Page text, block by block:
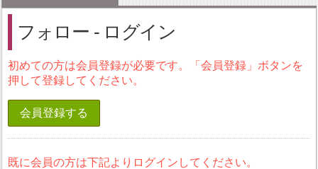
フォロー - ログイン
初めての方は会員登録が必要です。「会員登録」ボタンを
押して登録してください。
会員登録する
既に会員の方は下記よりログインしてください。